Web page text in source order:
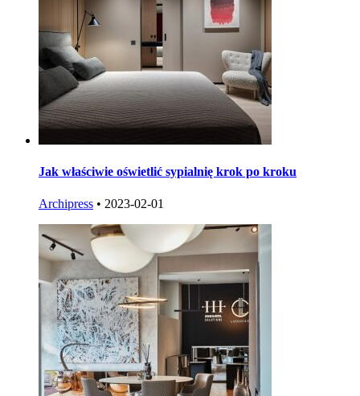
Jak właściwie oświetlić sypialnię krok po kroku
Archipress • 2023-02-01